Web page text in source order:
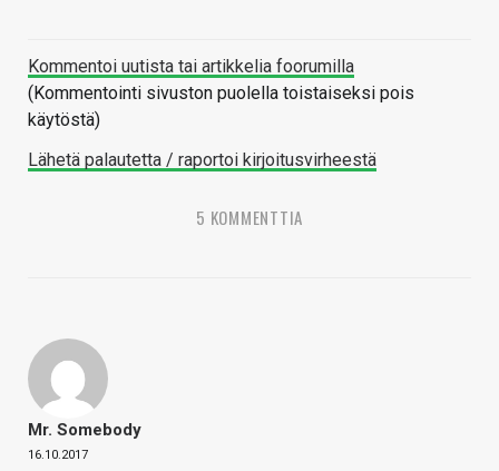
Kommentoi uutista tai artikkelia foorumilla
(Kommentointi sivuston puolella toistaiseksi pois
käytöstä)
Lähetä palautetta / raportoi kirjoitusvirheestä
5 KOMMENTTIA
Mr. Somebody
16.10.2017